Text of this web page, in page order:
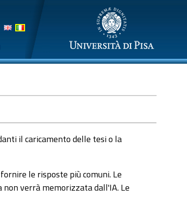
il caricamento delle tesi o la
le risposte più comuni. Le
verrà memorizzata dall'IA. Le